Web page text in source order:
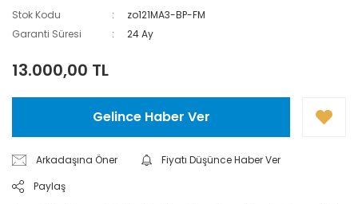
Stok Kodu
zo121MA3-BP-FM
Garanti Süresi
24 Ay
13.000,00 TL
Gelince Haber Ver
Arkadaşına Öner
Fiyatı Düşünce Haber Ver
Paylaş